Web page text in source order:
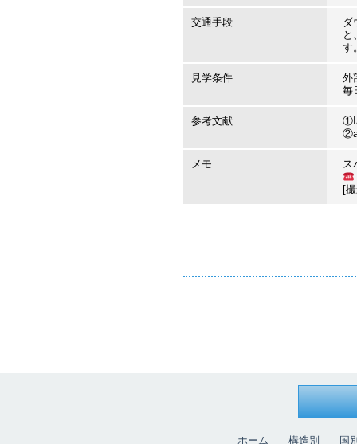
交通手段
ダ
と
す
見学条件
外
毎
参考文献
②a
メモ
ス
[
ホーム 構造別 国